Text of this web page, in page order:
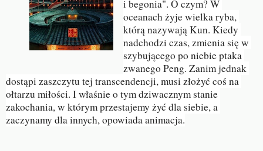
i begonia". O czym? W
oceanach żyje wielka ryba,
którą nazywają Kun. Kiedy
nadchodzi czas, zmienia się w
szybującego po niebie ptaka
zwanego Peng. Zanim jednak
dostąpi zaszczytu tej transcendencji, musi złożyć coś na
ołtarzu miłości. I właśnie o tym dziwacznym stanie
zakochania, w którym przestajemy żyć dla siebie, a
zaczynamy dla innych, opowiada animacja.